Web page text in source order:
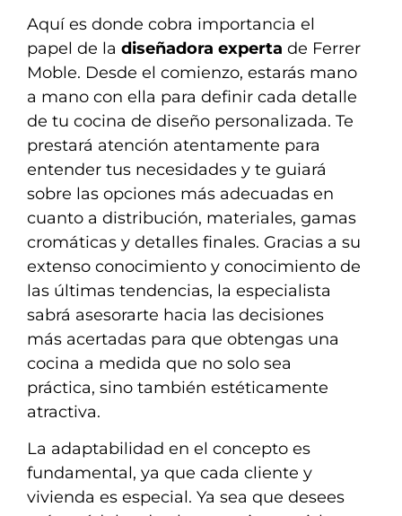
Aquí es donde cobra importancia el
papel de la diseñadora experta de Ferrer
Moble. Desde el comienzo, estarás mano
a mano con ella para definir cada detalle
de tu cocina de diseño personalizada. Te
prestará atención atentamente para
entender tus necesidades y te guiará
sobre las opciones más adecuadas en
cuanto a distribución, materiales, gamas
cromáticas y detalles finales. Gracias a su
extenso conocimiento y conocimiento de
las últimas tendencias, la especialista
sabrá asesorarte hacia las decisiones
más acertadas para que obtengas una
cocina a medida que no solo sea
práctica, sino también estéticamente
atractiva.
La adaptabilidad en el concepto es
fundamental, ya que cada cliente y
vivienda es especial. Ya sea que desees